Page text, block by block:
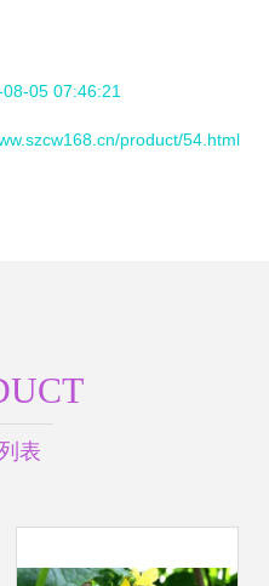
05 07:46:21
product/54.html
表